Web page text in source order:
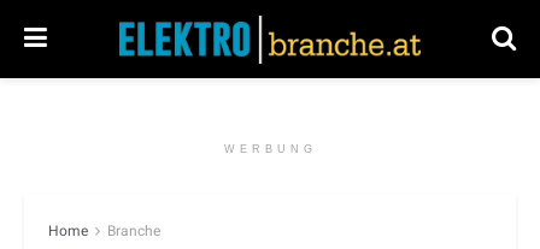
WERBUNG
Home Branche